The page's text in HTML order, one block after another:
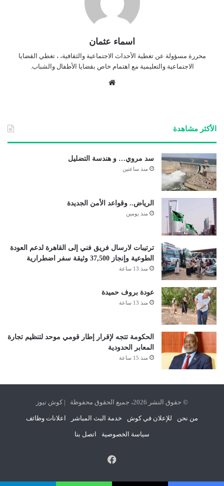
اسماء عثمان
محررة مسؤولة عن تغطية الأحداث الاجتماعية والثقافية، ، تغطي القضايا
الاجتماعية والتعليمية مع اهتمام خاص بقضايا الأطفال والشباب.
الأكثر مشاهدة
سد مروي… و هندسة التضليل
منذ ساعتين
الرياض.. وقواعد الأمن الجديدة
منذ يومين
ترتيبات لارسال فريق فني إلى القاهرة لدعم العودة
الطوعية وإنجاز 37,500 وثيقة سفر اضطرارية
منذ 13 ساعة
عودة بروف حميدة
منذ 13 ساعة
الحكومة تتجه لإقرار إطار قومي موحد لتنظيم تجارة
المعابر الحدودية
منذ 15 ساعة
© حقوق النشر 2026، جميع الحقوق محفوظة | كوش نيوز
من نحن للإعلان في كوش خدمة البث المباشر اعلانات وظائف
سياسة الخصوصية اتصل بنا